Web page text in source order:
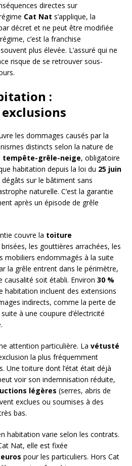
directes sur
Cat Nat s’applique, la
décret et ne peut être modifiée
c’est la franchise
plus élevée. L’assuré qui ne
risque de se retrouver sous-
:
les dommages causés par la
distincts selon la nature de
tempête-grêle-neige, obligatoire
habitation depuis la loi du 25 juin
sur le bâtiment sans
naturelle. C’est la garantie
après un épisode de grêle
couvre la toiture
les gouttières arrachées, les
mobiliers endommagés à la suite
la grêle entrent dans le périmètre,
causalité soit établi. Environ 30 %
habitation incluent des extensions
indirects, comme la perte de
à une coupure d’électricité
attention particulière. La vétusté
la plus fréquemment
Une toiture dont l’état était déjà
voir son indemnisation réduite,
légères (serres, abris de
exclues ou soumises à des
bas.
habitation varie selon les contrats.
Nat, elle est fixée
pour les particuliers. Hors Cat